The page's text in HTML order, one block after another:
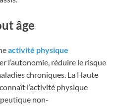
âge
activité physique
l’autonomie, réduire le risque
chroniques. La Haute
l’activité physique
non-